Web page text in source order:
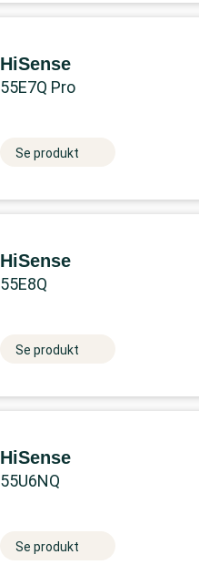
HiSense
55E7Q Pro
Se produkt
HiSense
55E8Q
Se produkt
HiSense
55U6NQ
Se produkt